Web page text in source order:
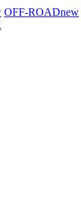
OFF-ROADnew